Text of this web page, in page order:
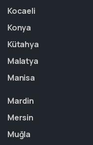
Kocaeli
Konya
Kütahya
Malatya
Manisa
Mardin
Mersin
Muğla